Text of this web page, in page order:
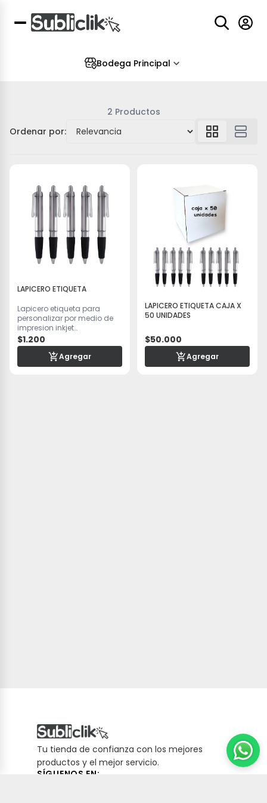
Bodega Principal
2 Productos
Ordenar por:
LAPICERO ETIQUETA
Lapicero etiqueta para
personalizar por medio de
impresion inkjet
www.subliclik.com
$1.200
Agregar
LAPICERO ETIQUETA CAJA X
50 UNIDADES
$50.000
Agregar
Tu tienda de confianza con los mejores
productos y el mejor servicio.
SÍGUENOS EN: